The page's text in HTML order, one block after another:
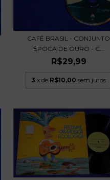
CAFÉ BRASIL - CONJUNTO
ÉPOCA DE OURO - C...
R$29,99
3 x de R$10,00 sem juros